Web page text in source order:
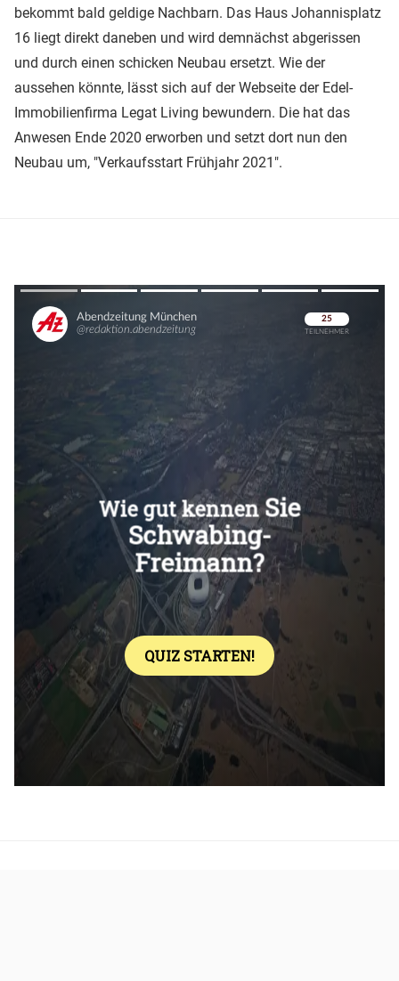
bekommt bald geldige Nachbarn. Das Haus Johannisplatz
16 liegt direkt daneben und wird demnächst abgerissen
und durch einen schicken Neubau ersetzt. Wie der
aussehen könnte, lässt sich auf der Webseite der Edel-
Immobilienfirma Legat Living bewundern. Die hat das
Anwesen Ende 2020 erworben und setzt dort nun den
Neubau um, "Verkaufsstart Frühjahr 2021".
Überspringen
Überspringen